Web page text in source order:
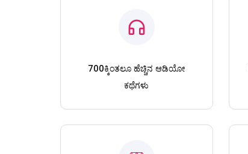
700ಕ್ಕಿಂತಲೂ ಹೆಚ್ಚಿನ ಆಡಿಯೋ
ಕಥೆಗಳು